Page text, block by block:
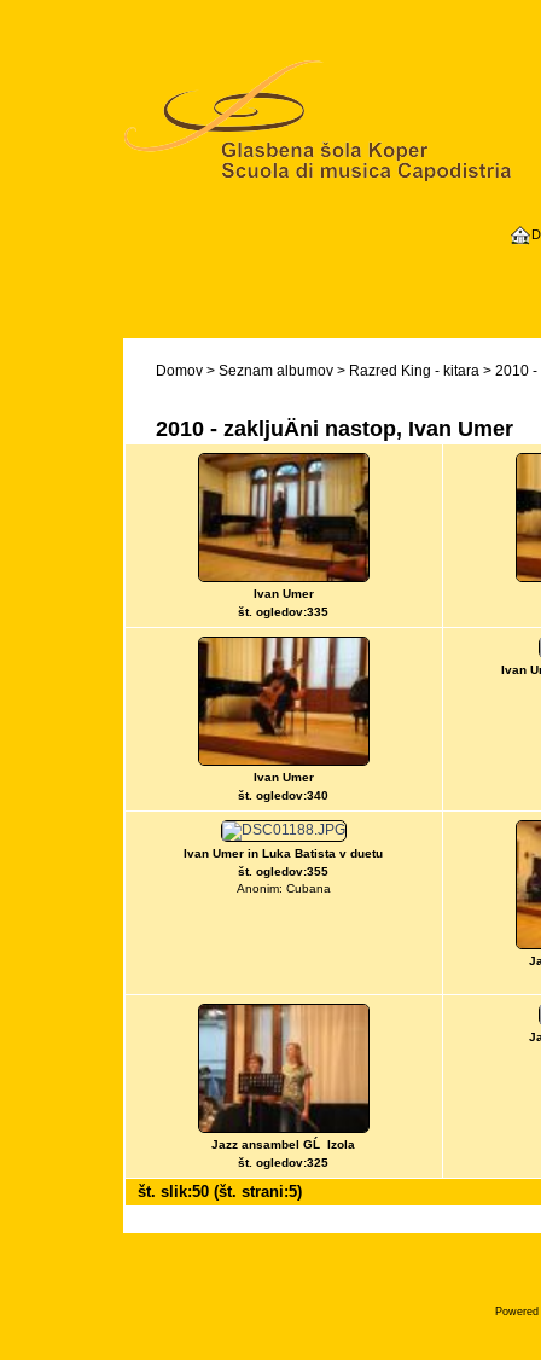
Domov> Seznam albumov> Razred King - kitara> 2010 -
2010 - zakljuÄni nastop, Ivan Umer
Ivan Umer
št. ogledov:335
Ivan Umer
št. ogledov:340
Ivan
Ivan Umer in Luka Batista v duetu
št. ogledov:355
Anonim: Cubana
Jazz ansambel GĹ Izola
št. ogledov:325
št. slik:50 (št. strani:5)